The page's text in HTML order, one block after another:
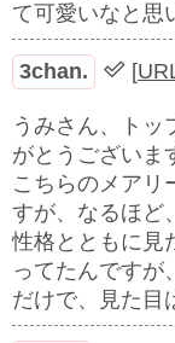
て可愛いなと思
3chan. [
うみさん、トッ
がとうございま
こちらのメアリ
すが、なるほど
性格とともに見
ってたんですが
だけで、見た目